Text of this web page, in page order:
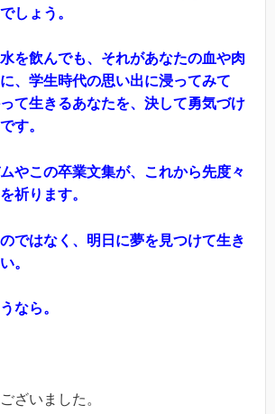
しょう。
を飲んでも、それがあなたの血や肉
、学生時代の思い出に浸ってみて
て生きるあなたを、決して勇気づけ
す。
やこの卒業文集が、これから先度々
祈ります。
ではなく、明日に夢を見つけて生き
。
なら。
ざいました。